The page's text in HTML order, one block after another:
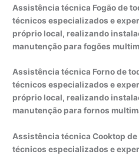
Assistência técnica Fogão de
técnicos especializados e
próprio local, realizando
manutenção para fogões
Assistência técnica Forno de
técnicos especializados e
próprio local, realizando
manutenção para fornos
Assistência técnica Cooktop de
técnicos especializados e